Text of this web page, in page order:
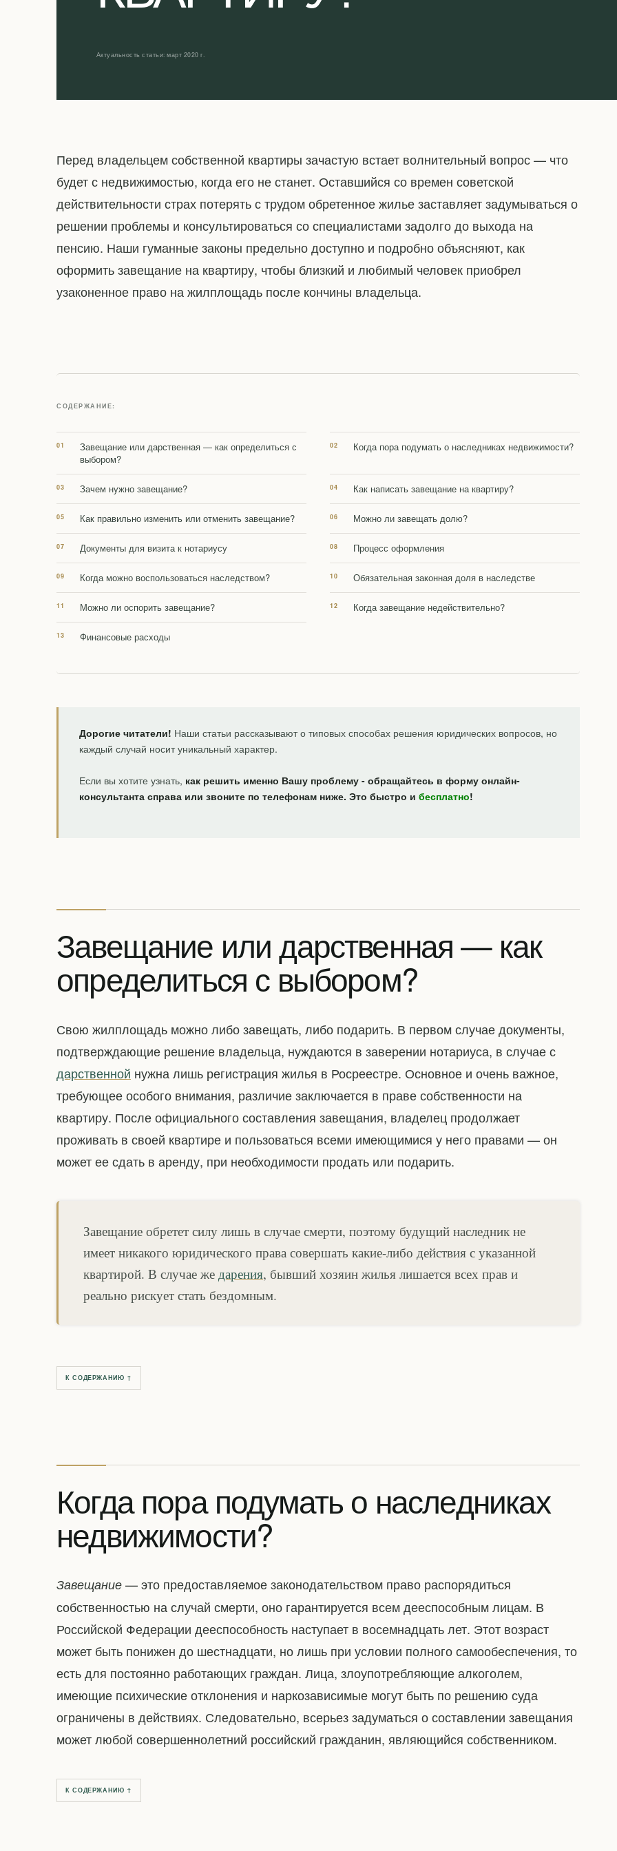
Актуальность статьи: март 2020 г.
Перед владельцем собственной квартиры зачастую встает волнительный вопрос — что
будет с недвижимостью, когда его не станет. Оставшийся со времен советской
действительности страх потерять с трудом обретенное жилье заставляет задумываться о
решении проблемы и консультироваться со специалистами задолго до выхода на
пенсию. Наши гуманные законы предельно доступно и подробно объясняют, как
оформить завещание на квартиру, чтобы близкий и любимый человек приобрел
узаконенное право на жилплощадь после кончины владельца.
СОДЕРЖАНИЕ:
Завещание или дарственная — как определиться с
выбором?
Когда пора подумать о наследниках недвижимости?
Зачем нужно завещание? Как написать завещание на квартиру?
Как правильно изменить или отменить завещание? Можно ли завещать долю?
Документы для визита к нотариусу Процесс оформления
Когда можно воспользоваться наследством? Обязательная законная доля в наследстве
Можно ли оспорить завещание? Когда завещание недействительно?
Финансовые расходы
Дорогие читатели! Наши статьи рассказывают о типовых способах решения юридических вопросов, но
каждый случай носит уникальный характер.
Если вы хотите узнать, как решить именно Вашу проблему - обращайтесь в форму онлайн-
консультанта справа или звоните по телефонам ниже. Это быстро и бесплатно!
Завещание или дарственная — как
определиться с выбором?
Свою жилплощадь можно либо завещать, либо подарить. В первом случае документы,
подтверждающие решение владельца, нуждаются в заверении нотариуса, в случае с
дарственной нужна лишь регистрация жилья в Росреестре. Основное и очень важное,
требующее особого внимания, различие заключается в праве собственности на
квартиру. После официального составления завещания, владелец продолжает
проживать в своей квартире и пользоваться всеми имеющимися у него правами — он
может ее сдать в аренду, при необходимости продать или подарить.
Завещание обретет силу лишь в случае смерти, поэтому будущий наследник не
имеет никакого юридического права совершать какие-либо действия с указанной
квартирой. В случае же дарения, бывший хозяин жилья лишается всех прав и
реально рискует стать бездомным.
К СОДЕРЖАНИЮ ↑
Когда пора подумать о наследниках
недвижимости?
Завещание — это предоставляемое законодательством право распорядиться
собственностью на случай смерти, оно гарантируется всем дееспособным лицам. В
Российской Федерации дееспособность наступает в восемнадцать лет. Этот возраст
может быть понижен до шестнадцати, но лишь при условии полного самообеспечения, то
есть для постоянно работающих граждан. Лица, злоупотребляющие алкоголем,
имеющие психические отклонения и наркозависимые могут быть по решению суда
ограничены в действиях. Следовательно, всерьез задуматься о составлении завещания
может любой совершеннолетний российский гражданин, являющийся собственником.
К СОДЕРЖАНИЮ ↑